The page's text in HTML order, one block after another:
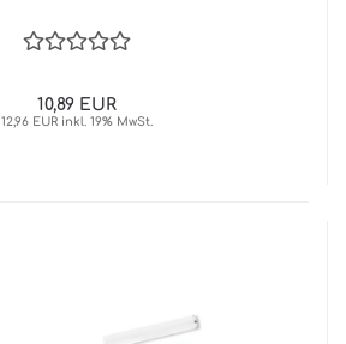
10,89 EUR
12,96 EUR inkl. 19% MwSt.